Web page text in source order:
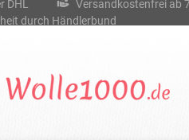
Versandkostenfrei ab
durch Händlerbund